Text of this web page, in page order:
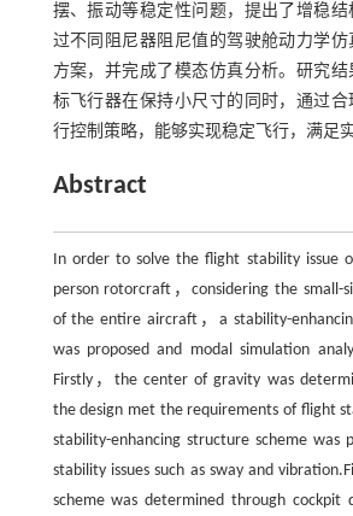
摆、振动等稳定性问题，提出了增稳结
过不同阻尼器阻尼值的驾驶舱动力学
方案，并完成了模态仿真分析。研究结
标飞行器在保持小尺寸的同时，通过
行控制策略，能够实现稳定飞行，满足
Abstract
In order to solve the flight stability issue
person rotorcraft，considering the small-
of the entire aircraft，a stability-
was proposed and modal simulation
Firstly，the center of gravity was
the design met the requirements of flight
stability-enhancing structure scheme was
stability issues such as sway and
scheme was determined through cockpit